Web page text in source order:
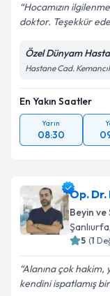
Hocamızın
doktor. Teşekkür
Özel Dünyam
Hastane Cad.
En Yakın Saatler
Yarın
08:30
Op.
Beyin
Şanlıurfa,
5 (1
Alanına çok hakim,
kendini ispatlamış